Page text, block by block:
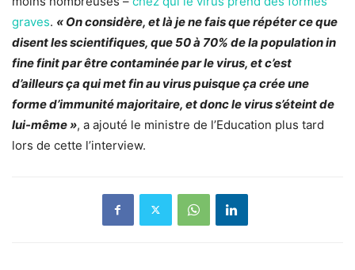
graves. « On considère, et là je ne fais que répéter ce que
disent les scientifiques, que 50 à 70% de la population in
fine finit par être contaminée par le virus, et c’est
d’ailleurs ça qui met fin au virus puisque ça crée une
forme d’immunité majoritaire, et donc le virus s’éteint de
lui-même », a ajouté le ministre de l’Education plus tard
lors de cette l’interview.